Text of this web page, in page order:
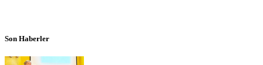
Son Haberler